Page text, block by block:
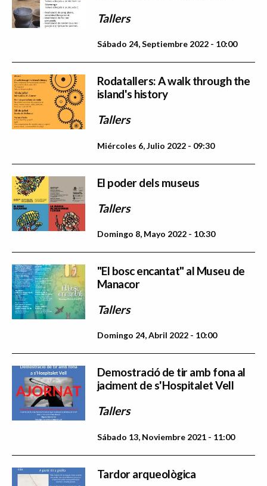
Tallers
Sábado 24, Septiembre 2022 - 10:00
Rodatallers: A walk through the
island's history
Tallers
Miércoles 6, Julio 2022 - 09:30
El poder dels museus
Tallers
Domingo 8, Mayo 2022 - 10:30
"El bosc encantat" al Museu de
Manacor
Tallers
Domingo 24, Abril 2022 - 10:00
Demostració de tir amb fona al
jaciment de s'Hospitalet Vell
Tallers
Sábado 13, Noviembre 2021 - 11:00
Tardor arqueològica